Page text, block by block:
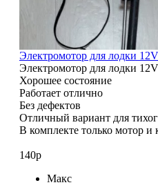
Электромотор для лодки 12V
Электромотор для лодки 12V
Хорошее состояние
Работает отлично
Без дефектов
Отличный вариант для
В комплекте только мотор и
140р
Макс